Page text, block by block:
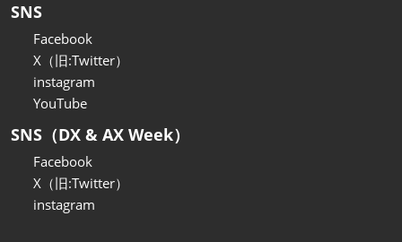
SNS
Facebook
X（旧:Twitter）
instagram
YouTube
SNS（DX & AX Week）
Facebook
X（旧:Twitter）
instagram